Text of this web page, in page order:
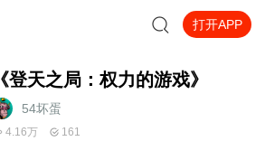
打开APP
《登天之局：权力的游戏》
54坏蛋
4.16万 161